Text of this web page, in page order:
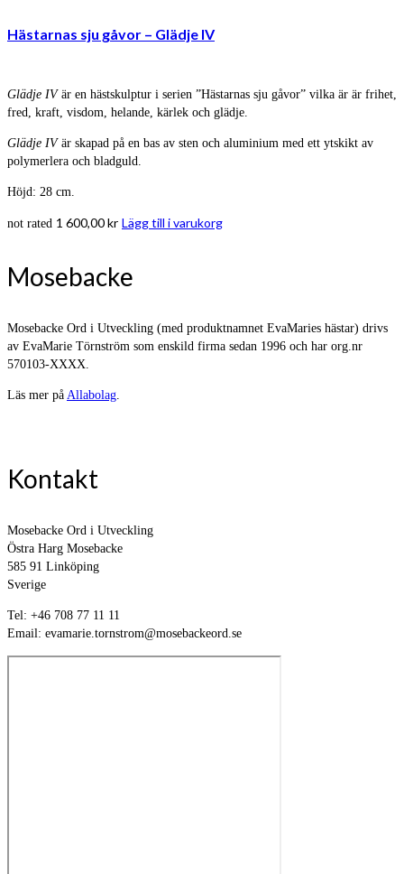
Hästarnas sju gåvor – Glädje IV
Glädje IVär en hästskulptur i serien ”Hästarnas sju gåvor” vilka är är frihet,
fred, kraft, visdom, helande, kärlek och glädje.
Glädje IVär skapad på en bas av sten och aluminium med ett ytskikt av
polymerlera och bladguld.
Höjd: 28 cm.
not rated 1 600,00kr Lägg till i varukorg
Mosebacke
Mosebacke Ord i Utveckling (med produktnamnet EvaMaries hästar) drivs
av EvaMarie Törnström som enskild firma sedan 1996 och har org.nr
570103-XXXX.
Läs mer på Allabolag
Kontakt
Mosebacke Ord i Utveckling
Östra Harg Mosebacke
585 91 Linköping
Sverige
Tel: +46 708 77 11 11
Email: evamarie.tornstrom@mosebackeord.se